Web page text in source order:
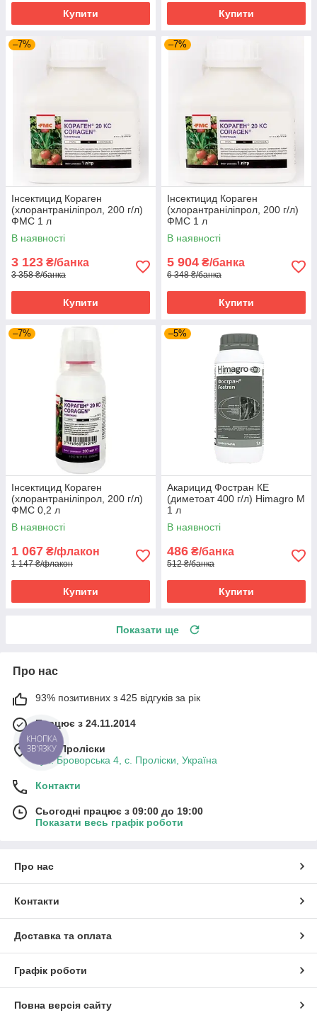
Купити Купити
–7%
Інсектицид Кораген
(хлорантраніліпрол, 200 г/л)
ФМС 1 л
В наявності
3 123 ₴/банка
3 358 ₴/банка
Купити
–7%
Інсектицид Кораген
(хлорантраніліпрол, 200 г/л)
ФМС 1 л
В наявності
5 904 ₴/банка
6 348 ₴/банка
Купити
–7%
Інсектицид Кораген
(хлорантраніліпрол, 200 г/л)
ФМС 0,2 л
В наявності
1 067 ₴/флакон
1 147 ₴/флакон
Купити
–5%
Акарицид Фостран КЕ
(диметоат 400 г/л) Himagro M
1 л
В наявності
486 ₴/банка
512 ₴/банка
Купити
Показати ще
Про нас
93% позитивних з 425 відгуків за рік
Працює з 24.11.2014
м. с. Проліски
вул. Броворська 4, с. Проліски, Україна
Контакти
Сьогодні працює з 09:00 до 19:00
Показати весь графік роботи
Про нас
Контакти
Доставка та оплата
Графік роботи
Повна версія сайту
КНОПКА
ЗВ'ЯЗКУ